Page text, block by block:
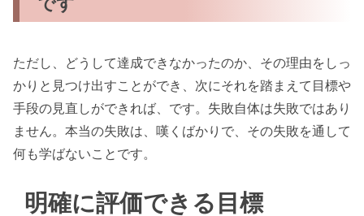
ただし、どうして達成できなかったのか、その理由をしっ
かりと見つけ出すことができ、次にそれを踏まえて目標や
手段の見直しができれば、です。失敗自体は失敗ではあり
ません。本当の失敗は、嘆くばかりで、その失敗を通して
何も学ばないことです。
明確に評価できる目標